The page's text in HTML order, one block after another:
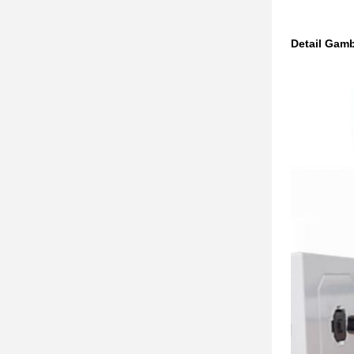
Detail